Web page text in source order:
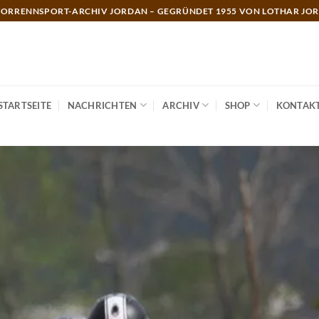
ARCHIV JORDAN – GEGRÜNDET 1955 VON LOTHAR
NACHRICHTEN ARCHIV SHOP